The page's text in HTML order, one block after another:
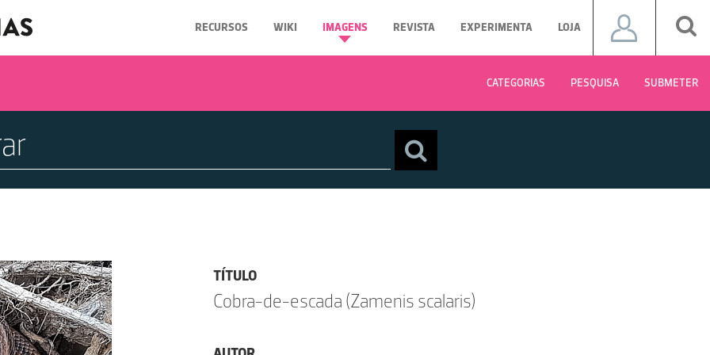
RECURSOS WIKI IMAGENS REVISTA EXPERIMENTA LOJA
CATEGORIAS PESQUISA SUBMETER
TÍTULO
Cobra-de-escada (Zamenis scalaris)